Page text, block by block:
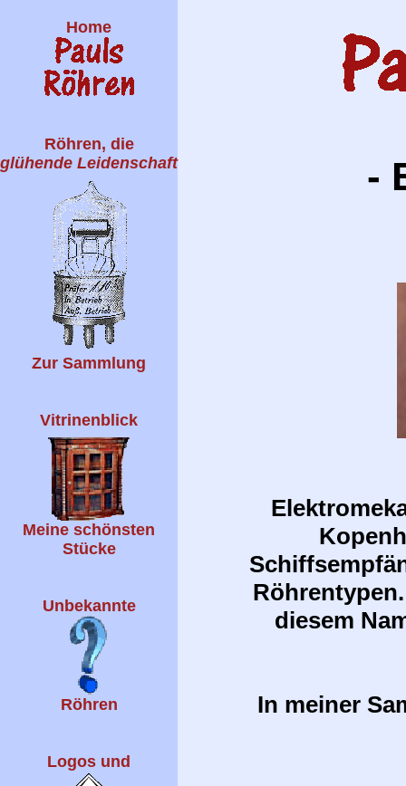
Home
Röhren, die
glühende Leidenschaft
Zur Sammlung
Vitrinenblick
Meine schönsten
Stücke
Unbekannte
Röhren
Logos und
-
diesem
In meiner